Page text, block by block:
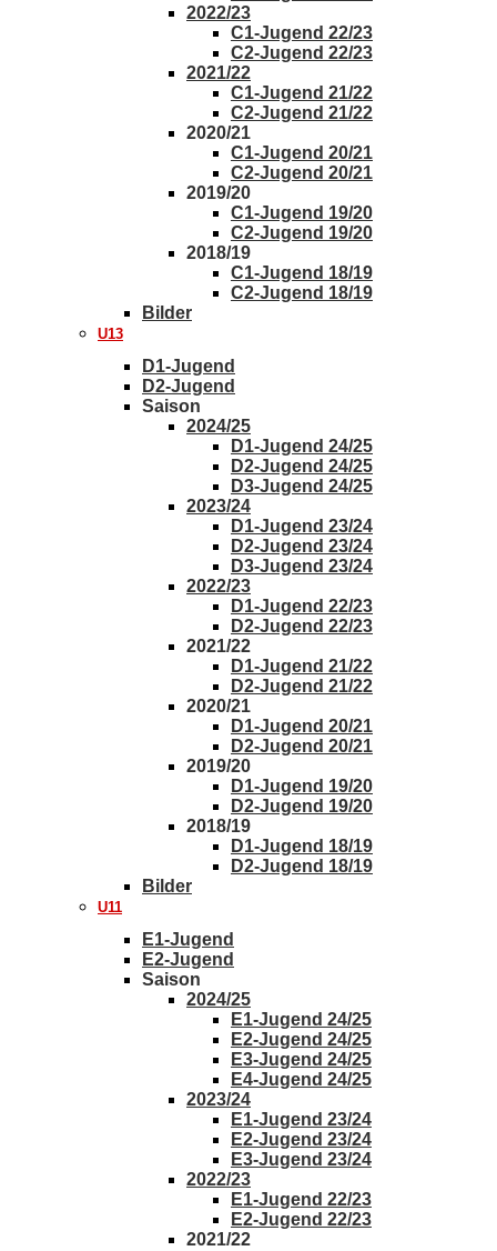
2022/23
C1-Jugend 22/23
C2-Jugend 22/23
2021/22
C1-Jugend 21/22
C2-Jugend 21/22
2020/21
C1-Jugend 20/21
C2-Jugend 20/21
2019/20
C1-Jugend 19/20
C2-Jugend 19/20
2018/19
C1-Jugend 18/19
C2-Jugend 18/19
Bilder
U13
D1-Jugend
D2-Jugend
Saison
2024/25
D1-Jugend 24/25
D2-Jugend 24/25
D3-Jugend 24/25
2023/24
D1-Jugend 23/24
D2-Jugend 23/24
D3-Jugend 23/24
2022/23
D1-Jugend 22/23
D2-Jugend 22/23
2021/22
D1-Jugend 21/22
D2-Jugend 21/22
2020/21
D1-Jugend 20/21
D2-Jugend 20/21
2019/20
D1-Jugend 19/20
D2-Jugend 19/20
2018/19
D1-Jugend 18/19
D2-Jugend 18/19
Bilder
U11
E1-Jugend
E2-Jugend
Saison
2024/25
E1-Jugend 24/25
E2-Jugend 24/25
E3-Jugend 24/25
E4-Jugend 24/25
2023/24
E1-Jugend 23/24
E2-Jugend 23/24
E3-Jugend 23/24
2022/23
E1-Jugend 22/23
E2-Jugend 22/23
2021/22